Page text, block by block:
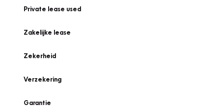
Private lease used
Zakelijke lease
Zekerheid
Verzekering
Garantie